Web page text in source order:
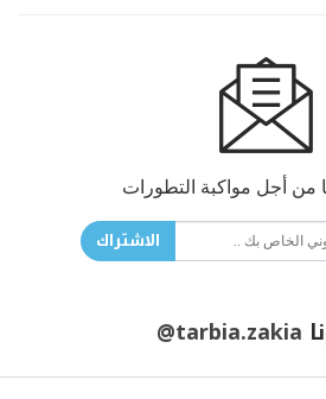
من أجل مواكبة التطورات
الاشتراك
@tarbia.zakia